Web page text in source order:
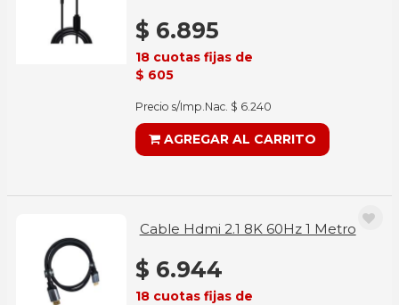
$ 6.895
18 cuotas fijas de
$ 605
Precio s/Imp.Nac. $ 6.240
AGREGAR AL CARRITO
Cable Hdmi 2.1 8K 60Hz 1 Metro
$ 6.944
18 cuotas fijas de